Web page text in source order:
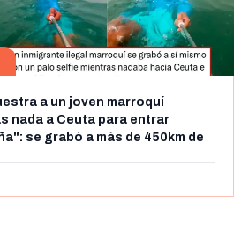
a un joven marroquí
nada a Ceuta para entrar
se grabó a más de 450km de